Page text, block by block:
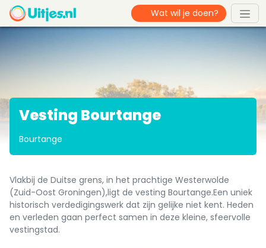
Vesting Bourtange
Bourtange
Vlakbij de Duitse grens, in het prachtige Westerwolde
(Zuid-Oost Groningen),ligt de vesting Bourtange.Een uniek
historisch verdedigingswerk dat zijn gelijke niet kent. Heden
en verleden gaan perfect samen in deze kleine, sfeervolle
vestingstad.